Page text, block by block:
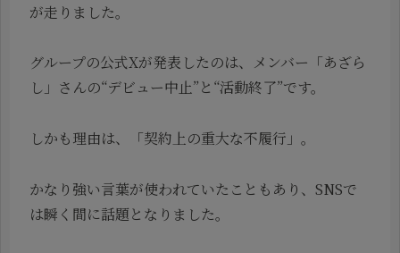
が走りました。
グループの公式Xが発表したのは、メンバー「あざら
し」さんの“デビュー中止”と“活動終了”です。
しかも理由は、「契約上の重大な不履行」。
かなり強い言葉が使われていたこともあり、SNSで
は瞬く間に話題となりました。